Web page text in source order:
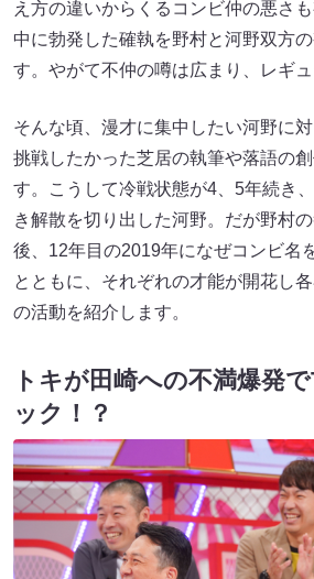
え方の違いからくるコンビ仲の悪さ
中に勃発した確執を野村と河野双方
す。やがて不仲の噂は広まり、レギュ
そんな頃、漫才に集中したい河野に
挑戦したかった芝居の執筆や落語の
す。こうして冷戦状態が4、5年続き
き解散を切り出した河野。だが野村
後、12年目の2019年になぜコンビ名
とともに、それぞれの才能が開花し
の活動を紹介します。
トキが田崎への不満爆発
ック！？